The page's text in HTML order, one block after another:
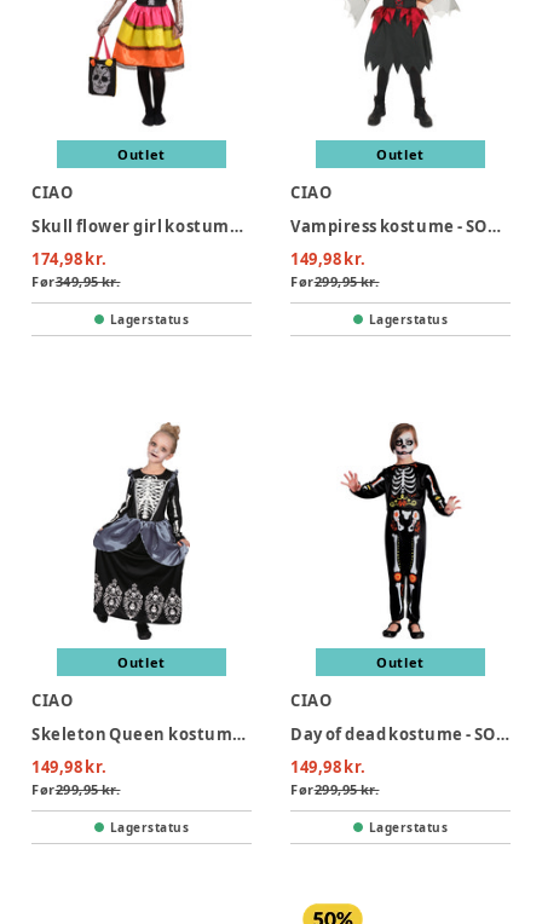
Outlet
CIAO
Skull flower girl kostume - MULTI
174,98 kr.
Før349,95 kr.
Lagerstatus
Outlet
CIAO
Vampiress kostume - SORT/RØD
149,98 kr.
Før299,95 kr.
Lagerstatus
Outlet
CIAO
Skeleton Queen kostume - SORT
149,98 kr.
Før299,95 kr.
Lagerstatus
Outlet
CIAO
Day of dead kostume - SORT
149,98 kr.
Før299,95 kr.
Lagerstatus